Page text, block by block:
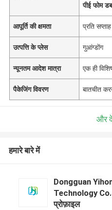
पीई फोम
आपूर्ति की क्षमता प्रति
उत्पत्ति के प्लेस गुआंग्डोंग
न्यूनतम आदेश मात्रा एक ही
पैकेजिंग विवरण बातचीत
और
हमारे बारे में
Dongguan
Technology Co.,
प्रोफ़ाइल